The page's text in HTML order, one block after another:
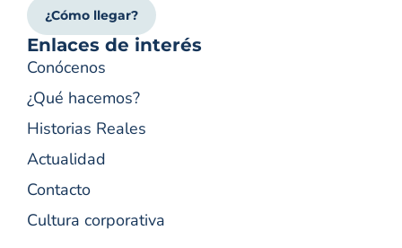
¿Cómo llegar?
Enlaces de interés
Conócenos
¿Qué hacemos?
Historias Reales
Actualidad
Contacto
Cultura corporativa